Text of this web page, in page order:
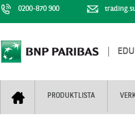
0200-870 900
PRODUKTLISTA